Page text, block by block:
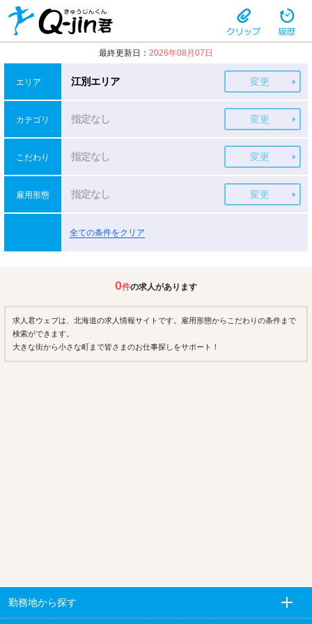
最終更新日： 2026年08月07日
エリア 変更
江別エリア
カテゴリ 変更
指定なし
こだわり 変更
指定なし
雇用形態 変更
指定なし
全ての条件をクリア
0件の求人があります
求人君ウェブは、北海道の求人情報サイトです。雇用形態からこだわりの条件まで
検索ができます。
大きな街から小さな町まで皆さまのお仕事探しをサポート！
勤務地から探す